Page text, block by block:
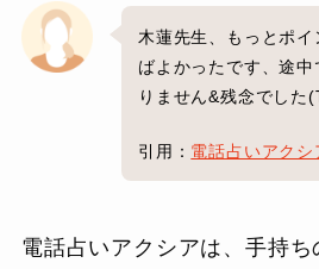
木蓮先生、もっとポ
ばよかったです、途
りません&残念でした
引用： 電話占いアクシ
電話占いアクシアは、手持ち